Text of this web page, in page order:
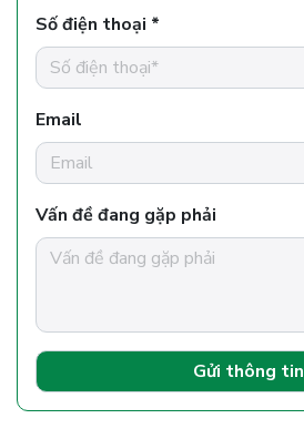
Số điện thoại *
Email
Vấn đề đang gặp phải
Gửi thông tin